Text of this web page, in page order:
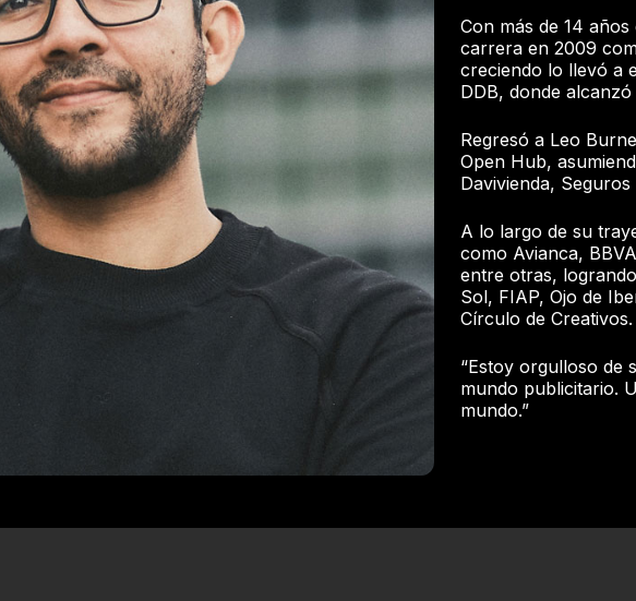
Con más de 14
carrera en 2009
creciendo lo llevó a
DDB, donde
Regresó a Leo
Open Hub,
Davivienda,
A lo largo de su
como Avianca,
entre otras,
Sol, FIAP, Ojo de
Círculo de Creativos.
“Estoy orgulloso de
mundo publicitario.
mundo.”